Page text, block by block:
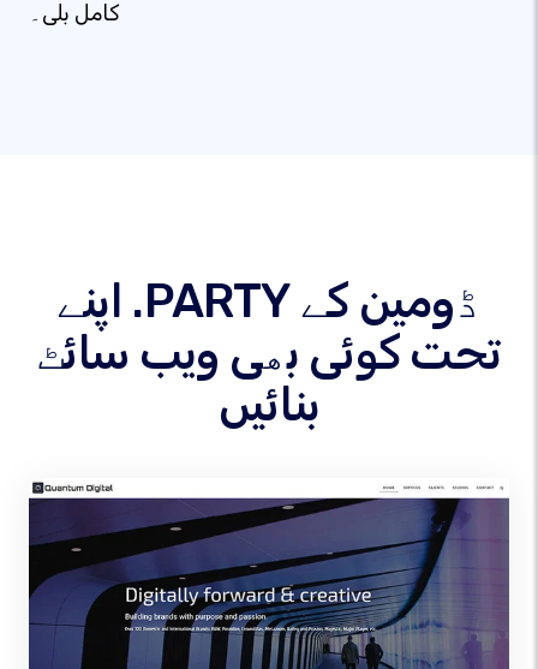
کامل بلی۔
اپنے .PARTY ڈومین کے
تحت کوئی بھی ویب سائٹ
بنائیں